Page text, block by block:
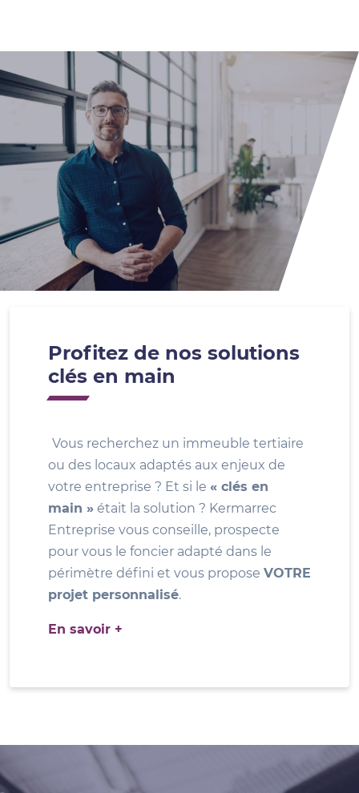
Profitez de nos solutions
clés en main
Vous recherchez un immeuble tertiaire
ou des locaux adaptés aux enjeux de
votre entreprise ? Et si le « clés en
main » était la solution ? Kermarrec
Entreprise vous conseille, prospecte
pour vous le foncier adapté dans le
périmètre défini et vous propose VOTRE
projet personnalisé.
En savoir +